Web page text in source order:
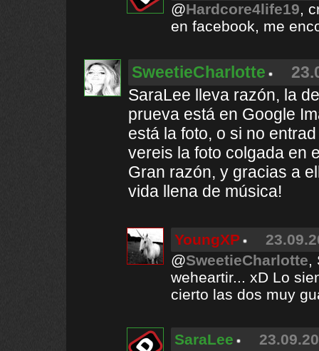
@Hardcore4life19,
en facebook, me
SweetieCharlotte
SaraLee lleva razón, la
prueva está en Google
está la foto, o si no
vereis la foto colgada en
Gran razón, y gracias a
vida llena de música!
YoungXP
@SweetieCharlotte,
weheartir... xD Lo
cierto las dos muy
SaraLee